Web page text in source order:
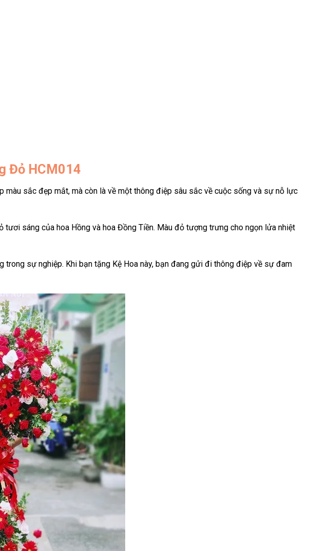
Đỏ HCM014
màu sắc đẹp mắt, mà còn là về một thông điệp sâu sắc về cuộc sống và sự nỗ lực
sáng của hoa Hồng và hoa Đồng Tiền. Màu đỏ tượng trưng cho ngọn lửa nhiệt
sự nghiệp. Khi bạn tặng Kệ Hoa này, bạn đang gửi đi thông điệp về sự đam